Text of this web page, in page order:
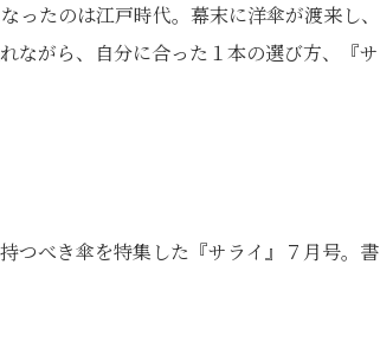
たのは江戸時代。幕末に洋傘が渡来し、
ながら、自分に合った１本の選び方、『サ
つべき傘を特集した『サライ』７月号。書